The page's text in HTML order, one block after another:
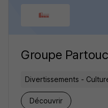
Groupe
Divertissements -
Découvrir